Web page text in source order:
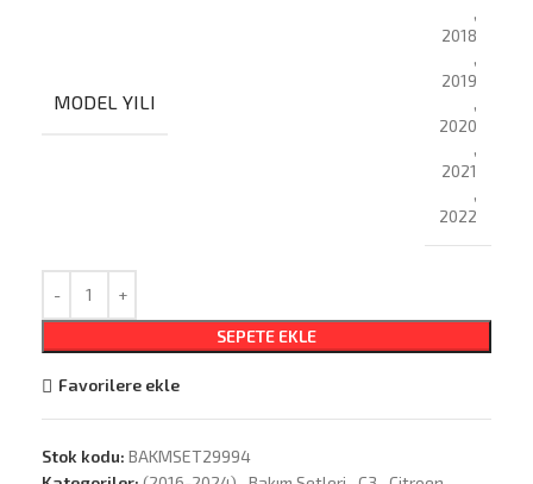
MODEL YILI
,
2018
,
2019
,
2020
,
2021
,
2022
SEPETE EKLE
Favorilere ekle
Stok kodu: BAKMSET29994